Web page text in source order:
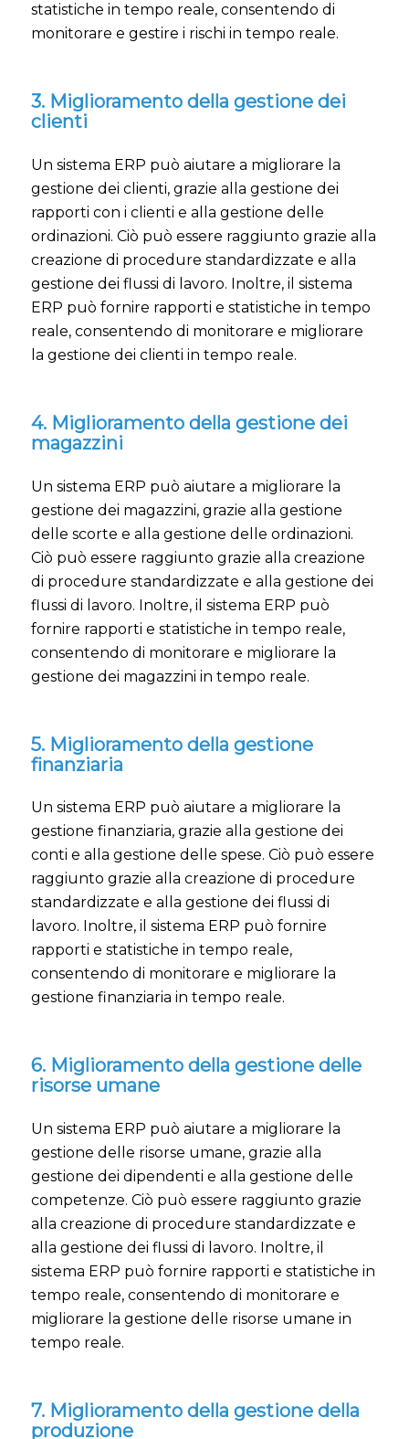
statistiche in tempo reale, consentendo di
monitorare e gestire i rischi in tempo reale.
3. Miglioramento della gestione dei
clienti
Un sistema ERP può aiutare a migliorare la
gestione dei clienti, grazie alla gestione dei
rapporti con i clienti e alla gestione delle
ordinazioni. Ciò può essere raggiunto grazie alla
creazione di procedure standardizzate e alla
gestione dei flussi di lavoro. Inoltre, il sistema
ERP può fornire rapporti e statistiche in tempo
reale, consentendo di monitorare e migliorare
la gestione dei clienti in tempo reale.
4. Miglioramento della gestione dei
magazzini
Un sistema ERP può aiutare a migliorare la
gestione dei magazzini, grazie alla gestione
delle scorte e alla gestione delle ordinazioni.
Ciò può essere raggiunto grazie alla creazione
di procedure standardizzate e alla gestione dei
flussi di lavoro. Inoltre, il sistema ERP può
fornire rapporti e statistiche in tempo reale,
consentendo di monitorare e migliorare la
gestione dei magazzini in tempo reale.
5. Miglioramento della gestione
finanziaria
Un sistema ERP può aiutare a migliorare la
gestione finanziaria, grazie alla gestione dei
conti e alla gestione delle spese. Ciò può essere
raggiunto grazie alla creazione di procedure
standardizzate e alla gestione dei flussi di
lavoro. Inoltre, il sistema ERP può fornire
rapporti e statistiche in tempo reale,
consentendo di monitorare e migliorare la
gestione finanziaria in tempo reale.
6. Miglioramento della gestione delle
risorse umane
Un sistema ERP può aiutare a migliorare la
gestione delle risorse umane, grazie alla
gestione dei dipendenti e alla gestione delle
competenze. Ciò può essere raggiunto grazie
alla creazione di procedure standardizzate e
alla gestione dei flussi di lavoro. Inoltre, il
sistema ERP può fornire rapporti e statistiche in
tempo reale, consentendo di monitorare e
migliorare la gestione delle risorse umane in
tempo reale.
7. Miglioramento della gestione della
produzione